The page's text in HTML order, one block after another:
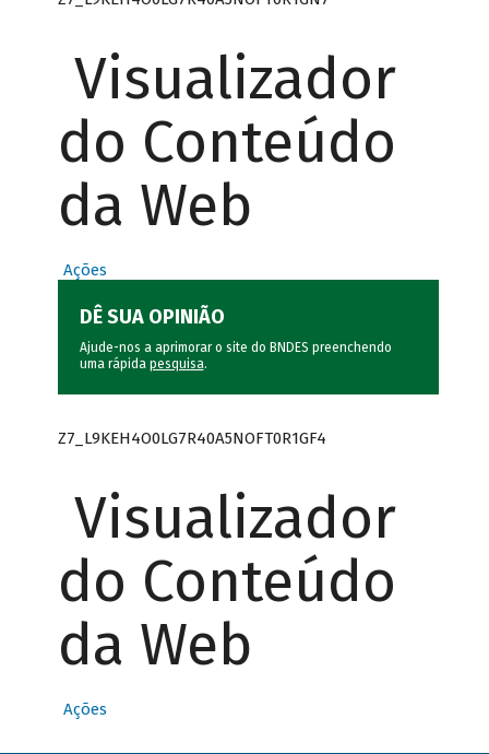
Visualizador
do Conteúdo
da Web
Ações
DÊ SUA OPINIÃO
Ajude-nos a aprimorar o site do BNDES preenchendo
uma rápida pesquisa.
Z7_L9KEH4O0LG7R40A5NOFT0R1GF4
Visualizador
do Conteúdo
da Web
Ações